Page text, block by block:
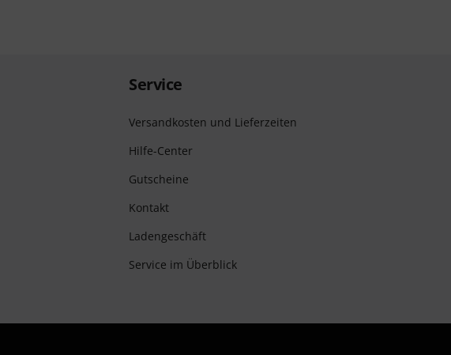
Service
Versandkosten und Lieferzeiten
Hilfe-Center
Gutscheine
Kontakt
Ladengeschäft
Service im Überblick